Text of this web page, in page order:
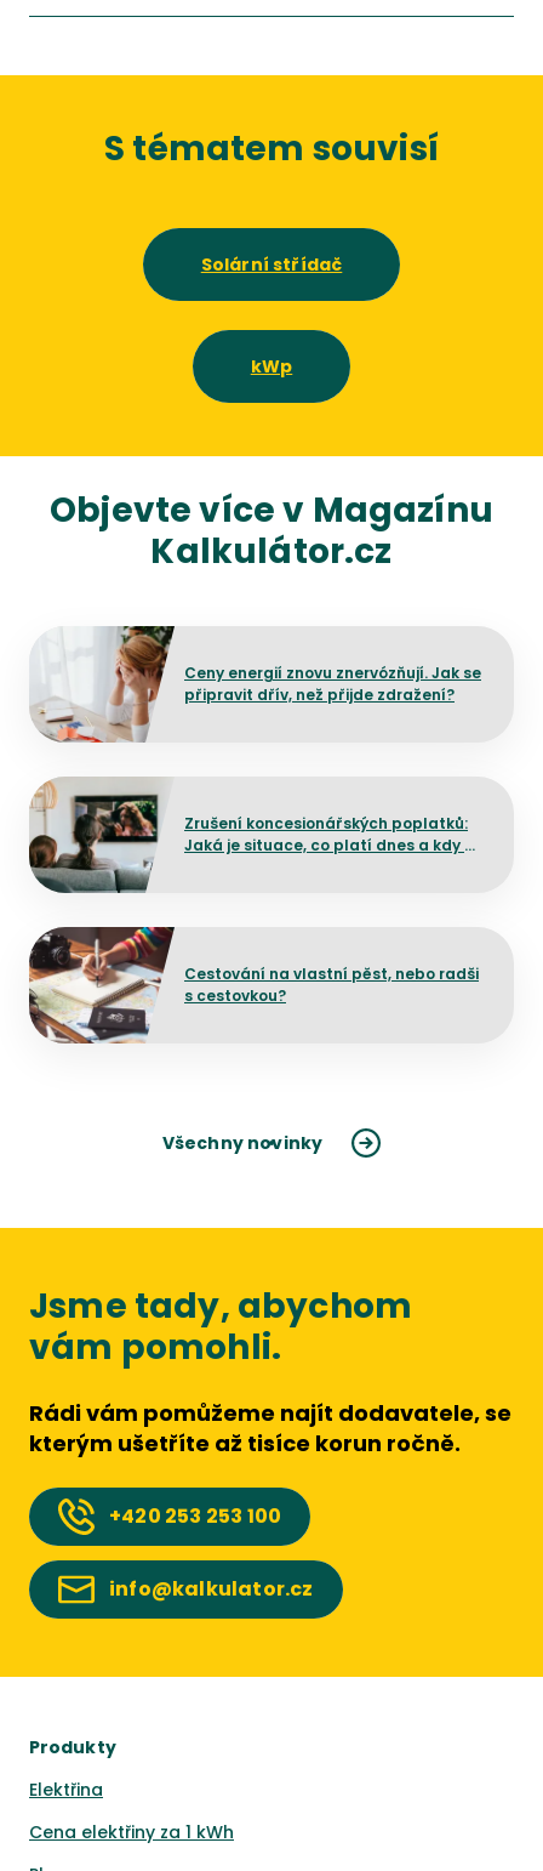
S tématem souvisí
Solární střídač
kWp
Objevte více v Magazínu
Kalkulátor.cz
Ceny energií znovu znervózňují. Jak se
připravit dřív, než přijde zdražení?
Přejít na detail článku
Zrušení koncesionářských poplatků:
Jaká je situace, co platí dnes a kdy by
Přejít na detail článku
Cestování na vlastní pěst, nebo radši
s cestovkou?
Přejít na detail článku
Všechny novinky
Jsme tady, abychom
vám pomohli.
Rádi vám pomůžeme najít dodavatele, se
kterým ušetříte až tisíce korun ročně.
+420 253 253 100
info@kalkulator.cz
Produkty
Elektřina
Cena elektřiny za 1 kWh